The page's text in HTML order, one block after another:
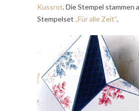
Kussrot. Die Stempel stammen
Stempelset „Für alle Zeit“.